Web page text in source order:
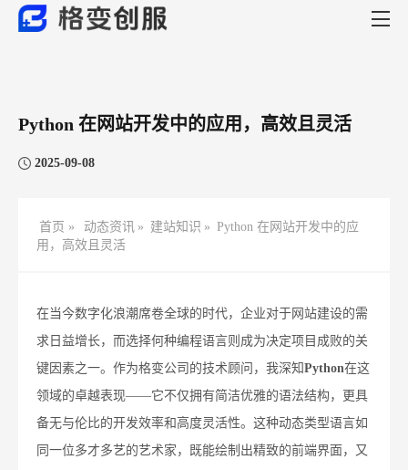
Python 在网站开发中的应用，高效且灵活​
2025-09-08
首页 » 动态资讯 » 建站知识 » Python 在网站开发中的应
用，高效且灵活​
在当今数字化浪潮席卷全球的时代，企业对于网站建设的需
求日益增长，而选择何种编程语言则成为决定项目成败的关
键因素之一。作为格变公司的技术顾问，我深知Python在这
领域的卓越表现——它不仅拥有简洁优雅的语法结构，更具
备无与伦比的开发效率和高度灵活性。这种动态类型语言如
同一位多才多艺的艺术家，既能绘制出精致的前端界面，又